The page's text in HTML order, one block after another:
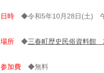
日時 ◆令和5年10月28日(土) 午
場所 ◆三春町歴史民俗資料館
参加費 ◆無料